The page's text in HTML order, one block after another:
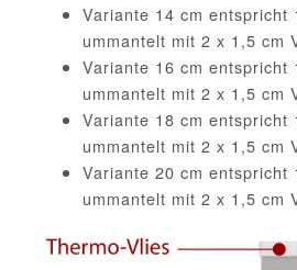
Variante 14 cm entspricht
ummantelt mit 2 x 1,5 cm
Variante 16 cm entspricht
ummantelt mit 2 x 1,5 cm
Variante 18 cm entspricht
ummantelt mit 2 x 1,5 cm
Variante 20 cm entspricht
ummantelt mit 2 x 1,5 cm